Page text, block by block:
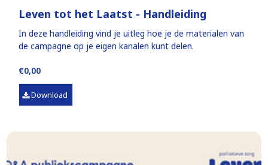
Leven tot het Laatst - Handleiding
In deze handleiding vind je uitleg hoe je de materialen van
de campagne op je eigen kanalen kunt delen.
€0,00
Download